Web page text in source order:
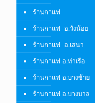
ร้านกาแฟ
ร้านกาแฟ อ.วังน้อย
ร้านกาแฟ อ.เสนา
ร้านกาแฟ อ.ท่าเรือ
ร้านกาแฟ อ.บางซ้าย
ร้านกาแฟ อ.บางบาล